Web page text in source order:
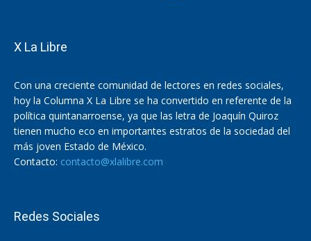
X La Libre
Con una creciente comunidad de lectores en redes sociales,
hoy la Columna X La Libre se ha convertido en referente de la
política quintanarroense, ya que las letra de Joaquín Quiroz
tienen mucho eco en importantes estratos de la sociedad del
más joven Estado de México.
Contacto: contacto@xlalibre.com
Redes Sociales